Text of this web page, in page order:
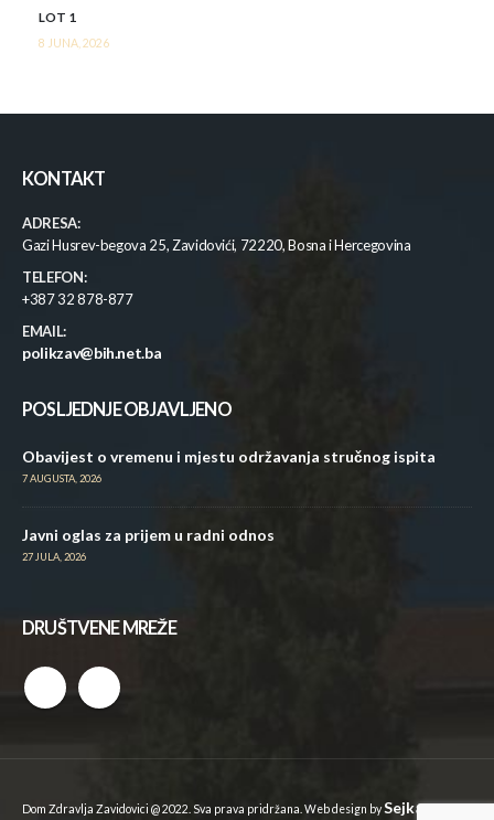
LOT 1
8 JUNA, 2026
KONTAKT
ADRESA:
Gazi Husrev-begova 25, Zavidovići, 72220, Bosna i Hercegovina
TELEFON:
+387 32 878-877
EMAIL:
polikzav@bih.net.ba
POSLJEDNJE OBJAVLJENO
Obavijest o vremenu i mjestu održavanja stručnog ispita
7 AUGUSTA, 2026
Javni oglas za prijem u radni odnos
27 JULA, 2026
DRUŠTVENE MREŽE
Dom Zdravlja Zavidovici @ 2022. Sva prava pridržana. Web design bySejkan